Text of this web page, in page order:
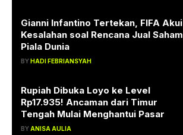
Gianni Infantino Tertekan, FIFA Akui
Kesalahan soal Rencana Jual Saham
Piala Dunia
BY HADI FEBRIANSYAH
Rupiah Dibuka Loyo ke Level
Rp17.935! Ancaman dari Timur
Tengah Mulai Menghantui Pasar
BYANISA AULIA